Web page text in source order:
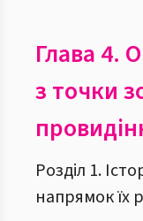
Глава 4.
з точки
Розділ 1.
напрямок їх